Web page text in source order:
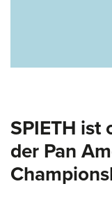
SPIETH
der Pan